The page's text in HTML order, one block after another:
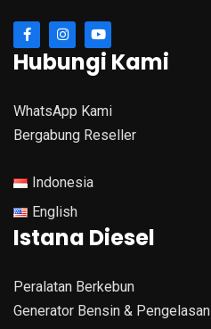
Hubungi Kami
WhatsApp Kami
Bergabung Reseller
Indonesia
English
Istana Diesel
Peralatan Berkebun
Generator Bensin & Pengelasan